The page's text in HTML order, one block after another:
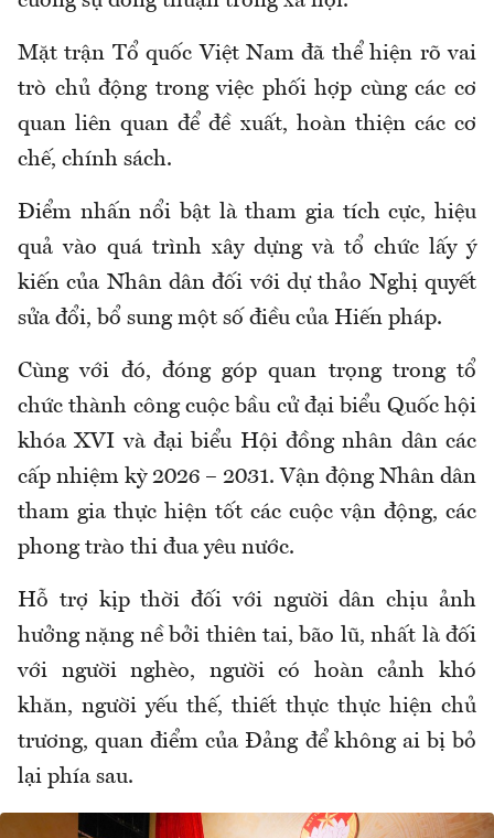
Mặt trận Tổ quốc Việt Nam đã thể hiện rõ vai
trò chủ động trong việc phối hợp cùng các cơ
quan liên quan để đề xuất, hoàn thiện các cơ
chế, chính sách.
Điểm nhấn nổi bật là tham gia tích cực, hiệu
quả vào quá trình xây dựng và tổ chức lấy ý
kiến của Nhân dân đối với dự thảo Nghị quyết
sửa đổi, bổ sung một số điều của Hiến pháp.
Cùng với đó, đóng góp quan trọng trong tổ
chức thành công cuộc bầu cử đại biểu Quốc hội
khóa XVI và đại biểu Hội đồng nhân dân các
cấp nhiệm kỳ 2026 – 2031. Vận động Nhân dân
tham gia thực hiện tốt các cuộc vận động, các
phong trào thi đua yêu nước.
Hỗ trợ kịp thời đối với người dân chịu ảnh
hưởng nặng nề bởi thiên tai, bão lũ, nhất là đối
với người nghèo, người có hoàn cảnh khó
khăn, người yếu thế, thiết thực thực hiện chủ
trương, quan điểm của Đảng để không ai bị bỏ
lại phía sau.